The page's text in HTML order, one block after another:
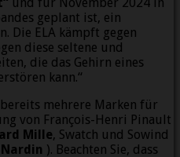
geplant ist, ein
Die ELA kämpft gegen
diese seltene und
die das Gehirn eines
kann.“
mehrere Marken für
von François-Henri Pinault
Mille, Swatch und Sowind
). Beachten Sie, dass